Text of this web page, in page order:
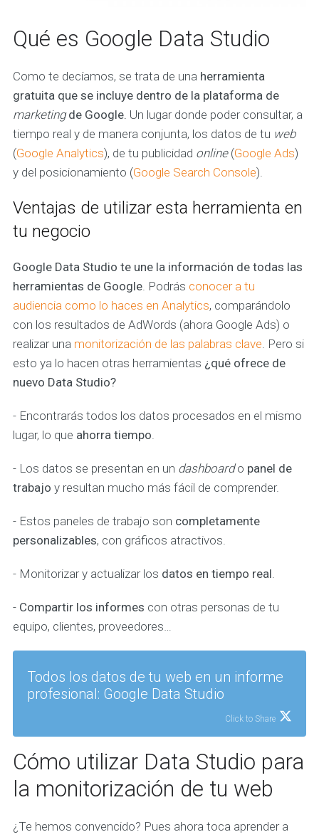
Qué es Google Data Studio
Como te decíamos, se trata de una herramienta
gratuita que se incluye dentro de la plataforma de
marketingde Google. Un lugar donde poder consultar, a
tiempo real y de manera conjunta, los datos de tu web
(Google Analytics), de tu publicidad online(Google Ads)
y del posicionamiento (Google Search Console).
Ventajas de utilizar esta herramienta en
tu negocio
Google Data Studio te une la información de todas las
herramientas de Google. Podrás conocer a tu
audiencia como lo haces en Analytics, comparándolo
con los resultados de AdWords (ahora Google Ads) o
realizar una monitorización de las palabras clave . Pero si
esto ya lo hacen otras herramientas ¿qué ofrece de
nuevo Data Studio?
- Encontrarás todos los datos procesados en el mismo
lugar, lo que ahorra tiempo
- Los datos se presentan en un dashboardo panel de
trabajo y resultan mucho más fácil de comprender.
- Estos paneles de trabajo son completamente
personalizables, con gráficos atractivos.
- Monitorizar y actualizar los datos en tiempo real
- Compartir los informes con otras personas de tu
equipo, clientes, proveedores…
Todos los datos de tu web en un informe
profesional: Google Data Studio
Click to Share
Cómo utilizar Data Studio para
la monitorización de tu web
¿Te hemos convencido? Pues ahora toca aprender a